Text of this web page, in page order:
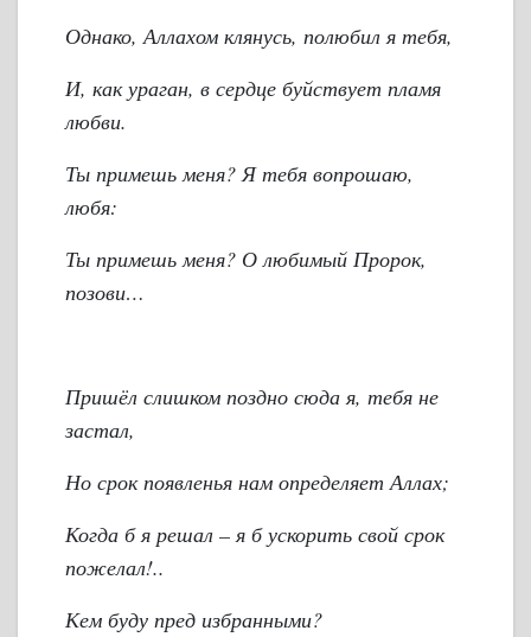
Однако, Аллахом клянусь, полюбил я тебя,
И, как ураган, в сердце буйствует пламя
любви.
Ты примешь меня? Я тебя вопрошаю,
любя:
Ты примешь меня? О любимый Пророк,
позови…
Пришёл слишком поздно сюда я, тебя не
застал,
Но срок появленья нам определяет Аллах;
Когда б я решал – я б ускорить свой срок
пожелал!..
Кем буду пред избранными?